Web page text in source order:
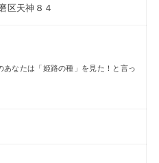
区天神８４
あなたは「姫路の種」を見た！と言っ